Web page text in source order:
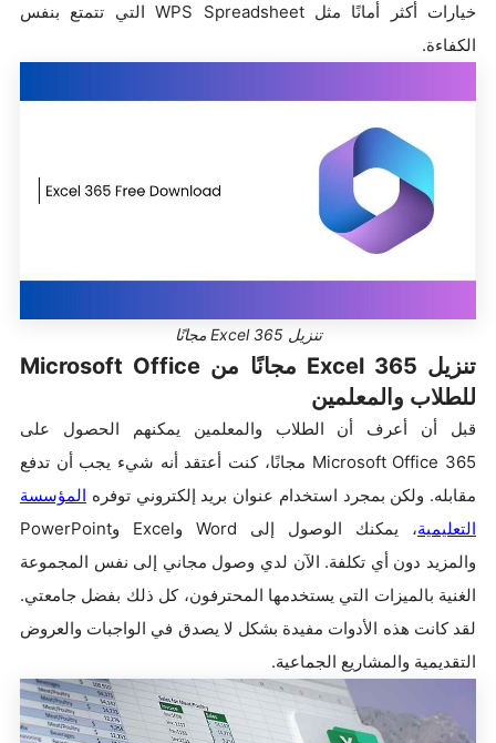
خيارات أكثر أمانًا مثل WPS Spreadsheet التي تتمتع بنفس
الكفاءة.
تنزيل Excel 365 مجانًا
تنزيل Excel 365 مجانًا من Microsoft Office
للطلاب والمعلمين
قبل أن أعرف أن الطلاب والمعلمين يمكنهم الحصول على
Microsoft Office 365 مجانًا، كنت أعتقد أنه شيء يجب أن تدفع
مقابله. ولكن بمجرد استخدام عنوان بريد إلكتروني توفره المؤسسة
التعليمية
، يمكنك الوصول إلى Word وExcel وPowerPoint
والمزيد دون أي تكلفة. الآن لدي وصول مجاني إلى نفس المجموعة
الغنية بالميزات التي يستخدمها المحترفون، كل ذلك بفضل جامعتي.
لقد كانت هذه الأدوات مفيدة بشكل لا يصدق في الواجبات والعروض
التقديمية والمشاريع الجماعية.